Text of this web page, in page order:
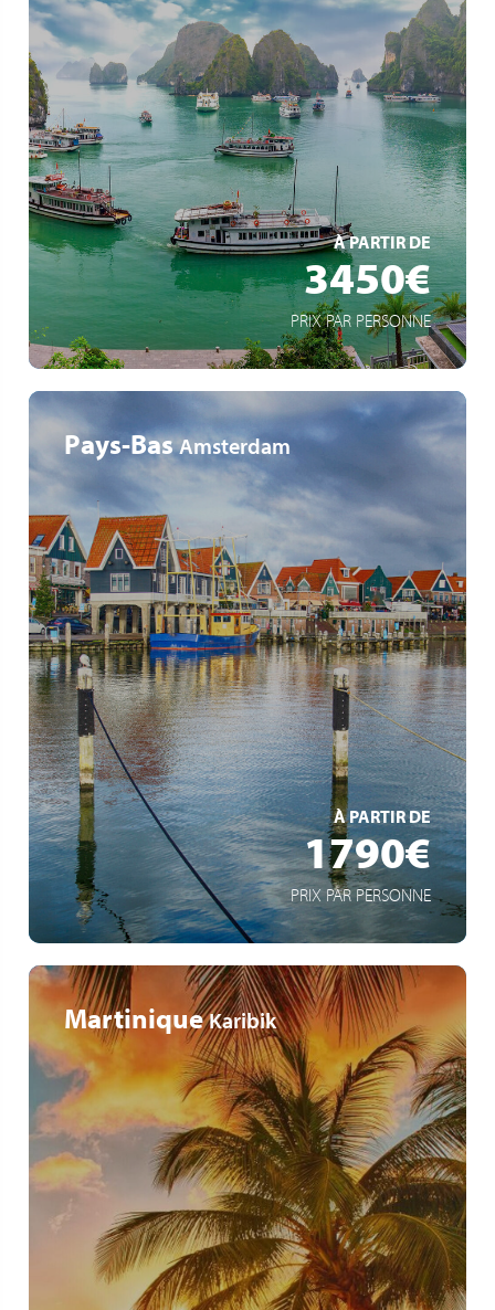
À PARTIR DE
3450€
PRIX PAR PERSONNE
Métropoles Hanoi, Ho Chi Minh
Baie d'Halong
Delta du Mékong
EN SAVOIR +
Pays-Bas Amsterdam
À PARTIR DE
1790€
PRIX PAR PERSONNE
Itinéraire inédit : capitale aux contrastes saisissants
Volendam, ancien village de pêcheurs
La Haye, cité royale
EN SAVOIR +
Martinique Karibik
Vacances de Pâques sur les plages de rêve des Caraïbes
Dimanche de Pâques en Guadeloupe